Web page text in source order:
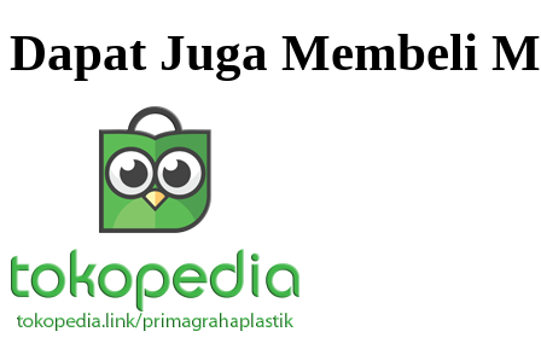
Dapat Juga Membeli